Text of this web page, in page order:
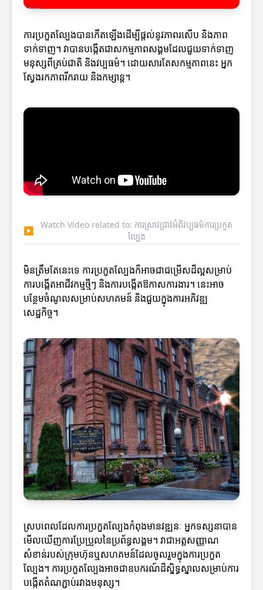
ការប្រកួតល្បែងបានកើតឡើងដើម្បីផ្តល់នូវភាពរសើប និងភាព
ទាក់ទាញ។ វាបានបង្កើតជាសកម្មភាពសង្គមដែលជួយទាក់ទាញ
មនុស្សពីគ្រប់ជាតិ និងវប្បធម៌។ ដោយសារតែសកម្មភាពនេះ អ្នក
ស្វែងរកភាពរីករាយ និងកម្សាន្ត។
▶
Watch Video related to: ការស្រាវជ្រាវអំពីវប្បធម៌ការប្រកួត
ល្បែង
មិនត្រឹមតែនេះទេ ការប្រកួតល្បែងក៏អាចជាជម្រើសដ៏ល្អសម្រាប់
ការបង្កើតអាជីវកម្មថ្មីៗ និងការបង្កើតឱកាសការងារ។ នេះអាច
បន្ថែមចំណូលសម្រាប់សហគមន៍ និងជួយក្នុងការអភិវឌ្ឍ
សេដ្ឋកិច្ច។
ស្របពេលដែលការប្រកួតល្បែងកំពុងមានវឌ្ឍនៈ អ្នកទស្សនាបាន
មើលឃើញការប្រែប្រួលនៃប្រព័ន្ធសង្គម។ វាជាអត្តសញ្ញាណ
សំខាន់របស់ក្រុមហ៊ុនឬសហគមន៍ដែលចូលរួមក្នុងការប្រកួត
ល្បែង។ ការប្រកួតល្បែងអាចជាឧបករណ៍ដ៏ស្និទ្ធស្នាលសម្រាប់ការ
បង្កើតតំណភ្ជាប់រវាងមនុស្ស។